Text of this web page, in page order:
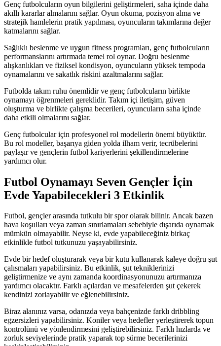
Genç futbolcuların oyun bilgilerini geliştirmeleri, saha içinde daha
akıllı kararlar almalarını sağlar. Oyun okuma, pozisyon alma ve
stratejik hamlelerin pratik yapılması, oyuncuların takımlarına değer
katmalarını sağlar.
Sağlıklı beslenme ve uygun fitness programları, genç futbolcuların
performanslarını artırmada temel rol oynar. Doğru beslenme
alışkanlıkları ve fiziksel kondisyon, oyuncuların yüksek tempoda
oynamalarını ve sakatlık riskini azaltmalarını sağlar.
Futbolda takım ruhu önemlidir ve genç futbolcuların birlikte
oynamayı öğrenmeleri gereklidir. Takım içi iletişim, güven
oluşturma ve birlikte çalışma becerileri, oyuncuların saha içinde
daha etkili olmalarını sağlar.
Genç futbolcular için profesyonel rol modellerin önemi büyüktür.
Bu rol modeller, başarıya giden yolda ilham verir, tecrübelerini
paylaşır ve gençlerin futbol kariyerlerini şekillendirmelerine
yardımcı olur.
Futbol Oynamayı Seven Gençler İçin
Evde Yapabilecekleri 3 Etkinlik
Futbol, gençler arasında tutkulu bir spor olarak bilinir. Ancak bazen
hava koşulları veya zaman sınırlamaları sebebiyle dışarıda oynamak
mümkün olmayabilir. Neyse ki, evde yapabileceğiniz birkaç
etkinlikle futbol tutkunuzu yaşayabilirsiniz.
Evde bir hedef oluşturarak veya bir kutu kullanarak kaleye doğru şut
çalısmaları yapabilirsiniz. Bu etkinlik, şut tekniklerinizi
geliştirmenize ve aynı zamanda koordinasyonunuzu artırmanıza
yardımcı olacaktır. Farklı açılardan ve mesafelerden şut çekerek
kendinizi zorlayabilir ve eğlenebilirsiniz.
Biraz alanınız varsa, odanızda veya bahçenizde farklı dribbling
egzersizleri yapabilirsiniz. Koniler veya hedefler yerleştirerek topun
kontrolünü ve yönlendirmesini geliştirebilirsiniz. Farklı hızlarda ve
zorluk seviyelerinde pratik yaparak top sürme becerilerinizi